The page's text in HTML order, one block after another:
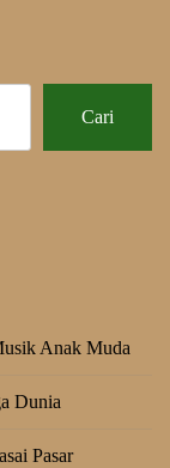
Cari
Anak Muda
Dunia
Pasar